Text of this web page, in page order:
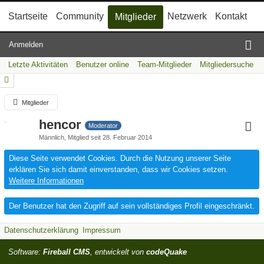
Startseite Community Mitglieder Netzwerk Kontakt
Anmelden
Letzte Aktivitäten Benutzer online Team-Mitglieder Mitgliedersuche
Mitglieder
hencor
Moderator
Männlich Mitglied seit 28. Februar 2014
Diese Seite verwendet Cookies. Durch die Nutzung unserer Seite
erklären Sie sich damit einverstanden, dass wir Cookies setzen.
Weitere Informationen
Der Benutzer hat den Zugriff auf sein vollständiges Profil eingeschränkt.
Datenschutzerklärung Impressum
Software: Fireball CMS, entwickelt von codeQuake